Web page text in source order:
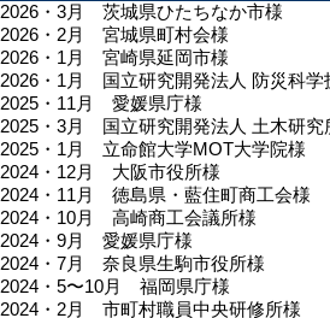
2026・3月 茨城県ひたちなか市様
2026・2月 宮城県町村会様
2026・1月 宮崎県延岡市様
2026・1月 国立研究開発法人 防災科学
2025・11月 愛媛県庁様
2025・3月 国立研究開発法人 土木研究
2025・1月 立命館大学MOT大学院様
2024・12月 大阪市役所様
2024・11月 徳島県・藍住町商工会様
2024・10月 高崎商工会議所様
2024・9月 愛媛県庁様
2024・7月 奈良県生駒市役所様
2024・5〜10月 福岡県庁様
2024・2月 市町村職員中央研修所様